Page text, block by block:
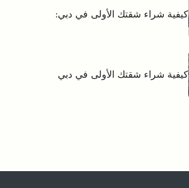
كيفية شراء شقتك الأولى في دبي:
كيفية شراء شقتك الأولى في دبي